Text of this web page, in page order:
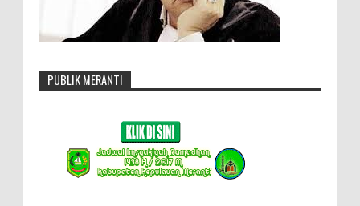
PUBLIK MERANTI